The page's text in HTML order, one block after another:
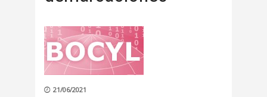
21/06/2021